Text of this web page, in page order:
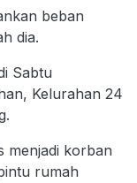
beban
dia.
Sabtu
Kelurahan 24
menjadi korban
rumah